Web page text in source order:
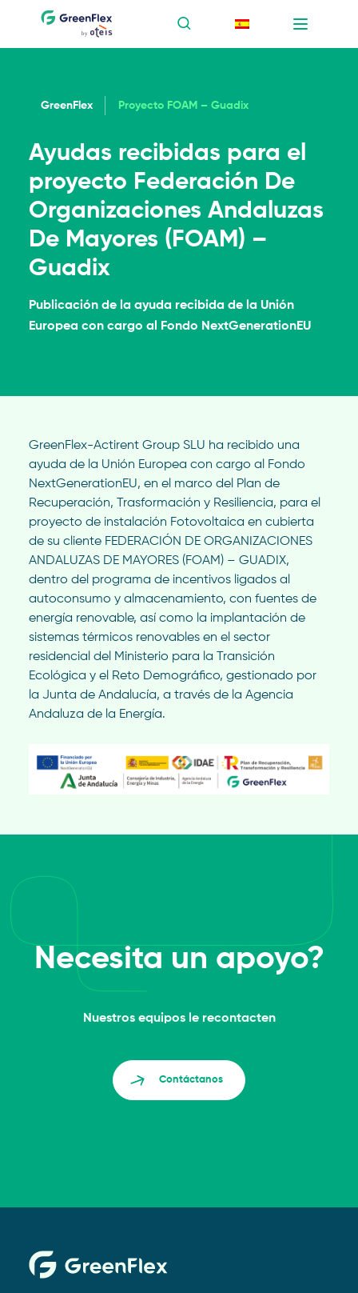
GreenFlex Proyecto FOAM – Guadix
Ayudas recibidas para el
proyecto Federación De
Organizaciones Andaluzas
De Mayores (FOAM) –
Guadix
Publicación de la ayuda recibida de la Unión
Europea con cargo al Fondo NextGenerationEU
GreenFlex-Actirent Group SLU ha recibido una
ayuda de la Unión Europea con cargo al Fondo
NextGenerationEU, en el marco del Plan de
Recuperación, Trasformación y Resiliencia, para el
proyecto de instalación Fotovoltaica en cubierta
de su cliente FEDERACIÓN DE ORGANIZACIONES
ANDALUZAS DE MAYORES (FOAM) – GUADIX,
dentro del programa de incentivos ligados al
autoconsumo y almacenamiento, con fuentes de
energía renovable, así como la implantación de
sistemas térmicos renovables en el sector
residencial del Ministerio para la Transición
Ecológica y el Reto Demográfico, gestionado por
la Junta de Andalucía, a través de la Agencia
Andaluza de la Energía.
Necesita un apoyo?
Nuestros equipos le recontacten
Contáctanos